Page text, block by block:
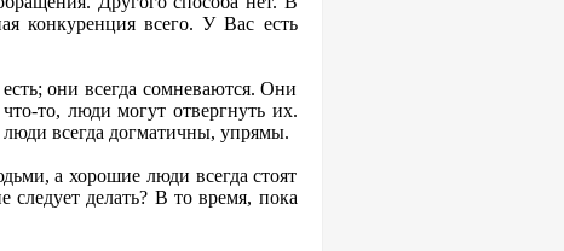
конкуренция всего. У Вас есть
они всегда сомневаются. Они
то, люди могут отвергнуть их.
всегда догматичны, упрямы.
а хорошие люди всегда стоят
следует делать? В то время, пока